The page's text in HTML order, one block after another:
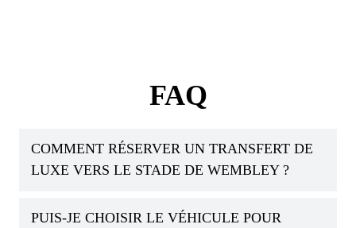
FAQ
COMMENT RÉSERVER UN TRANSFERT DE
LUXE VERS LE STADE DE WEMBLEY ?
PUIS-JE CHOISIR LE VÉHICULE POUR